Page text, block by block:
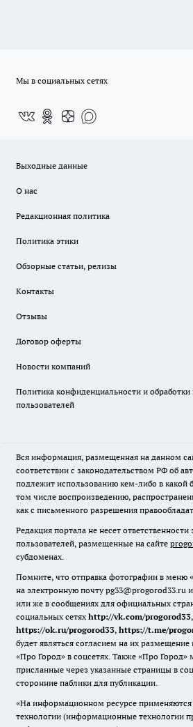
Мы в социальных сетях
Выходные данные
О нас
Редакционная политика
Политика этики
Обзорные статьи, релизы
Контакты
Отзывы
Договор оферты
Новости компаний
Политика конфиденциальности и
пользователей
Вся информация, размещенная на данном
соответствии с законодательством РФ об
подлежит использованию кем-либо в
том числе воспроизведению,
как с письменного разрешения
Редакция портала не несет
пользователей, размещенные на сайте
субдоменах.
Помните, что отправка фотографии в меню
на электронную почту pg33@progorod33.ru
или же в сообщениях для официальных
социальных сетях http://vk.com/progorod33,
https://ok.ru/progorod33, https://t.me/
будет являться согласием на их размещение
«Про Город» в соцсетях. Также «Про Город»
присланные через указанные страницы в
сторонние паблики для публикации.
«На информационном ресурсе
технологии (информационные технологии